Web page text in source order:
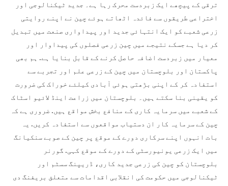
ترقی کے پیچھے ایک زبردست محرک رہا ہے۔ جدید ٹیکنالوجی اور
اختراعی طریقوں سے فائدہ اٹھاتے ہوئے چین نے اپنے روایتی
زرعی شعبے کو ایک انتہائی جدید اور پیداواری صنعت میں تبدیل
کر دیا ہے جسکے نتیجے میں چین زرعی فصلوں کی پیداوار اور
معیار میں زبردست اضافہ حاصل کرنے کے قابل بنایا ہے. ہم بھی
پاکستان اور بلوچستان میں چین کے زرعی علم اور تجربے سے
استفادہ کر کے اپنی بڑھتی ہوئی آبادی کیلئے خوراک کی ضرورت
کو یقینی بنا سکتے ہیں۔ بلوچستان میں زراعت اینڈ لائیو اسٹاک
کے شعبے میں سرمایہ کاری کے منافع بخش مواقع ہیں. ضروری ہے کہ
چین کے سرمایہ کار ان دستیاب مواقعوں سے استفادہ کریں. یہ
بات انہوں اپنے سرکاری دورے کے موقع پر چین کے صوبے سنکیانگ
میں ایک زرعی یونیورسٹی کے دورے کے موقع کہی. گورنر
بلوچستان کو چین کی زرعی جدید کاری، ڈریپنگ سسٹم اور
ٹیکنالوجی میں حکومت کی انقلابی اقدامات سے متعلق بریفنگ دی